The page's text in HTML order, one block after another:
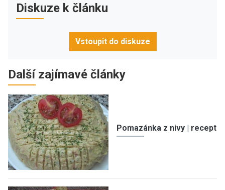
Diskuze k článku
Vstoupit do diskuze
Další zajímavé články
Pomazánka z nivy | recept